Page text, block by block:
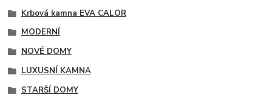
Krbová kamna EVA CALOR
MODERNÍ
NOVÉ DOMY
LUXUSNÍ KAMNA
STARŠÍ DOMY